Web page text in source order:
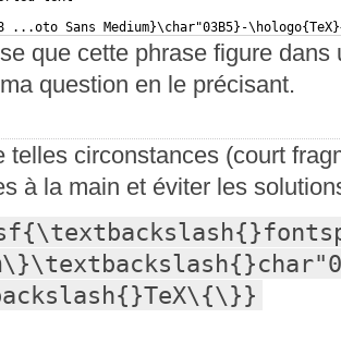
...oto Sans Medium}\char"03B5}-
que cette phrase figure
question en le précisant.
telles circonstances (court
à la main et éviter les